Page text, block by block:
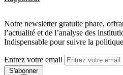
Notre newsletter gratuite phare,
l’actualité et de l’analyse des
Indispensable pour suivre la
Entrez votre email
S'abonner